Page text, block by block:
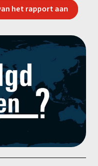
het rapport aan